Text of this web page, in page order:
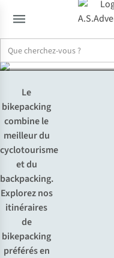
9
Le
bikepacking
combine le
meilleur du
cyclotourisme
et du
backpacking.
Explorez nos
itinéraires
de
bikepacking
préférés en